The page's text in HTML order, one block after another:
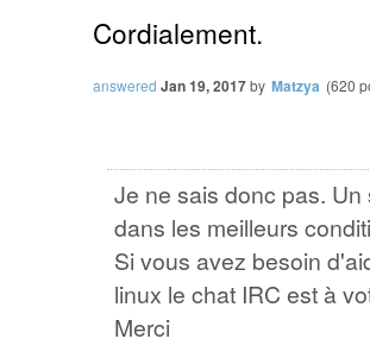
Cordialement.
answered Jan 19, 2017by Matzya (620
Je ne sais donc pas.
dans les meilleurs
Si vous avez besoin
linux le chat IRC est à
Merci